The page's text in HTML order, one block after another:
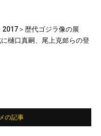
2017＞歴代ゴジラ像の展
樋口真嗣、尾上克郎らの登
の記事